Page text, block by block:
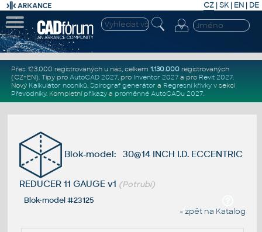
CZ | SK| EN | DE
Přes 123.000 registrovaných u nás, celkem 1.130.000registrovaných
(CZ+EN). Tipy pro AutoCAD 2027, pro Inventor 2027a pro Revit 2027.
Nový Kalkulátor nosníků, Spirograf generátor a Regresní křivkyv sekci
Převodníky. Kompletní příkazya proměnné AutoCADu 2027.
Blok-model: 30@14 INCH I.D. ECCENTRIC
REDUCER 11 GAUGE v1 (Potrubí)
Blok-model #23125
« zpět na Katalog